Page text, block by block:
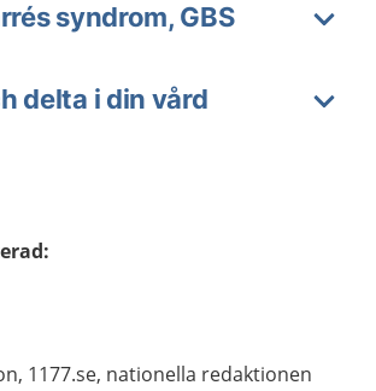
syndrom, GBS
delta i din vård
:
1177.se, nationella redaktionen